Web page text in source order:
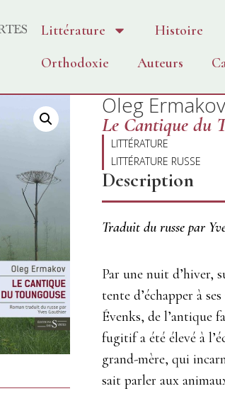
Littérature Histoire
Orthodoxie
Auteurs
Oleg Ermakov
Le Cantique du
LITTÉRATURE
LITTÉRATURE RUSSE
Description
Traduit du russe par
Par une nuit d’hiver,
tente d’échapper à
Évenks, de l’antique
fugitif a été élevé à
grand-mère, qui
sait parler aux